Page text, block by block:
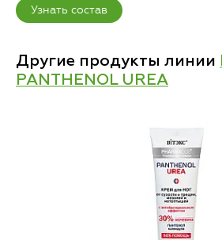
Узнать состав
Другие продукты линии
PANTHENOL UREA